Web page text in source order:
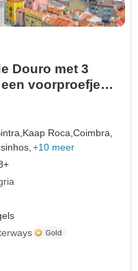
Douro met 3
voorproefje
Kaap Roca,Coimbra,
+10 meer